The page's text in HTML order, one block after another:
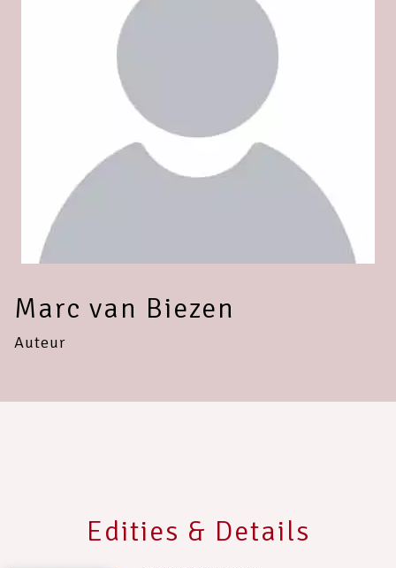
Marc van Biezen
Auteur
Edities & Details